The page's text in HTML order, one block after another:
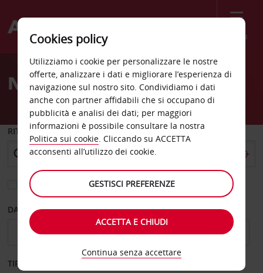
Menù
Welcome
AvisNoleggio auto Bilbao
RITIRO DA
Scegli una località di riconsegna diversa
DAL GIORNO AL GIORNO
TIPOLOGIA DI NOLEGGIO
Cookies policy
Utilizziamo i cookie per personalizzare le nostre
offerte, analizzare i dati e migliorare l’esperienza di
navigazione sul nostro sito. Condividiamo i dati
anche con partner affidabili che si occupano di
pubblicità e analisi dei dati; per maggiori
informazioni è possibile consultare la nostra
Politica sui cookie. Cliccando su ACCETTA
acconsenti all’utilizzo dei cookie.
GESTISCI PREFERENZE
ACCETTA E CHIUDI
Continua senza accettare